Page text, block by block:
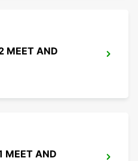
MEET AND
MEET AND